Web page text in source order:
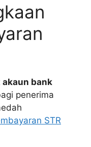
bank
penerima
STR